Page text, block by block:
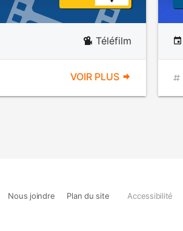
Téléfilm
VOIR PLUS
Nous joindre Plan du site Accessibilité